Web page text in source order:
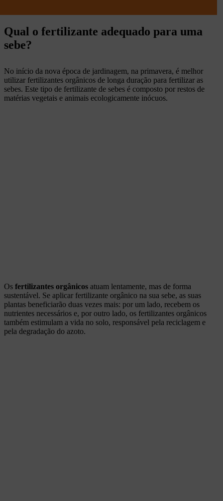
Qual o fertilizante adequado para uma
sebe?
No início da nova época de jardinagem, na primavera, é melhor
utilizar fertilizantes orgânicos de longa duração para fertilizar as
sebes. Este tipo de fertilizante de sebes é composto por restos de
matérias vegetais e animais ecologicamente inócuos.
Os fertilizantes orgânicos atuam lentamente, mas de forma
sustentável. Se aplicar fertilizante orgânico na sua sebe, as suas
plantas beneficiarão duas vezes mais: por um lado, recebem os
nutrientes necessários e, por outro lado, os fertilizantes orgânicos
também estimulam a vida no solo, responsável pela reciclagem e
pela degradação do azoto.